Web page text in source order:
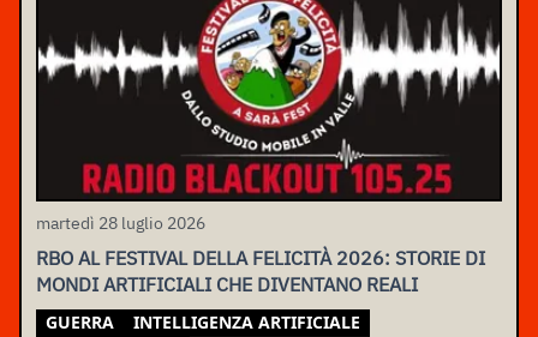
martedì 28 luglio 2026
RBO AL FESTIVAL DELLA FELICITÀ 2026: STORIE DI
MONDI ARTIFICIALI CHE DIVENTANO REALI
GUERRA
INTELLIGENZA ARTIFICIALE